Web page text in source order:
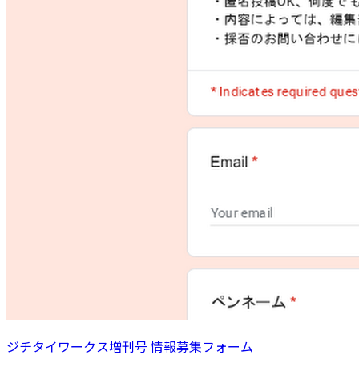
ジチタイワークス増刊号 情報募集フォーム